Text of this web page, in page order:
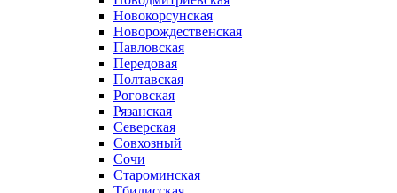
Новокорсунская
Новорождественская
Павловская
Передовая
Полтавская
Роговская
Рязанская
Северская
Совхозный
Сочи
Староминская